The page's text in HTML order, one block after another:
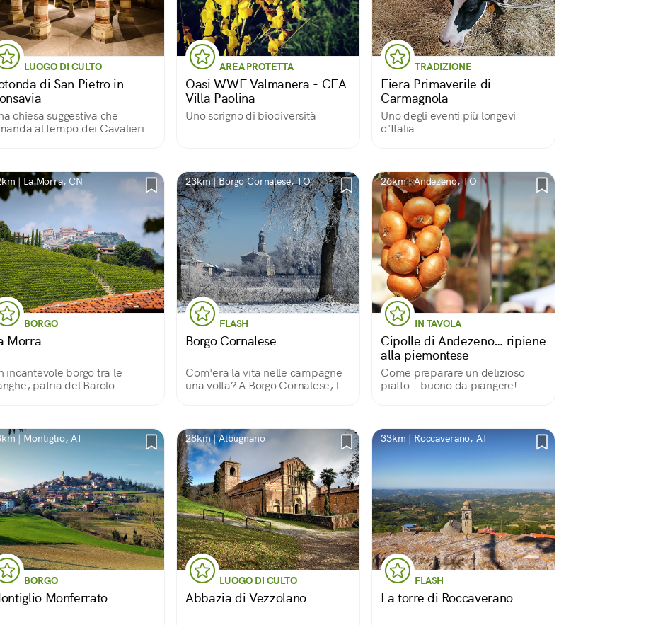
LUOGO DI CULTO
di San Pietro in
chiesa suggestiva che
al tempo dei Cavalieri
AREA PROTETTA
Oasi WWF Valmanera - CEA
Villa Paolina
Uno scrigno di biodiversità
TRADIZIONE
Fiera Primaverile di
Carmagnola
Uno degli eventi più longevi
d'Italia
| La Morra, CN
BORGO
Morra
incantevole borgo tra le
patria del Barolo
23km | Borgo Cornalese, TO
FLASH
Borgo Cornalese
Com'era la vita nelle campagne
una volta? A Borgo Cornalese, la
mondo lontano dal Mondo.
26km | Andezeno, TO
IN TAVOLA
Cipolle di Andezeno… ripiene
alla piemontese
Come preparare un delizioso
piatto… buono da piangere!
| Montiglio, AT
BORGO
Monferrato
28km | Albugnano
LUOGO DI CULTO
Abbazia di Vezzolano
33km | Roccaverano, AT
FLASH
La torre di Roccaverano